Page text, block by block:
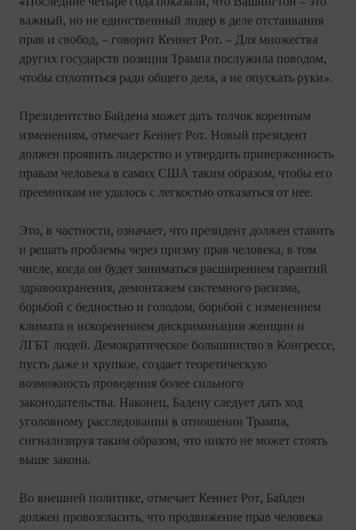
важный, но не единственный лидер в деле отстаивания
прав и свобод, – говорит Кеннет Рот. – Для множества
других государств позиция Трампа послужила поводом,
чтобы сплотиться ради общего дела, а не опускать руки».
Президентство Байдена может дать толчок коренным
изменениям, отмечает Кеннет Рот. Новый президент
должен проявить лидерство и утвердить приверженность
правам человека в самих США таким образом, чтобы его
преемникам не удалось с легкостью отказаться от нее.
Это, в частности, означает, что президент должен ставить
и решать проблемы через призму прав человека, в том
числе, когда он будет заниматься расширением гарантий
здравоохранения, демонтажем системного расизма,
борьбой с бедностью и голодом, борьбой с изменением
климата и искоренением дискриминации женщин и
ЛГБТ людей. Демократическое большинство в Конгрессе,
пусть даже и хрупкое, создает теоретическую
возможность проведения более сильного
законодательства. Наконец, Бадену следует дать ход
уголовному расследовании в отношении Трампа,
сигнализируя таким образом, что никто не может стоять
выше закона.
Во внешней политике, отмечает Кеннет Рот, Байден
должен провозгласить, что продвижение прав человека